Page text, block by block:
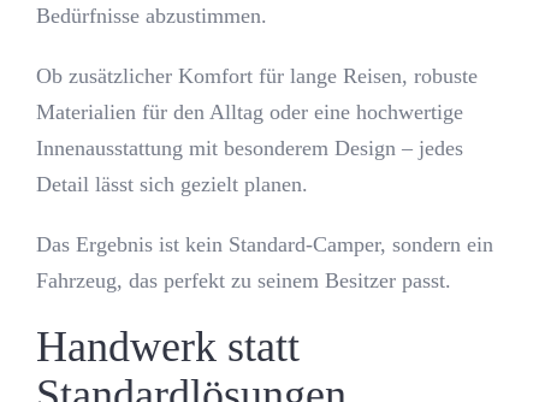
Bedürfnisse abzustimmen.
Ob zusätzlicher Komfort für lange Reisen, robuste
Materialien für den Alltag oder eine hochwertige
Innenausstattung mit besonderem Design – jedes
Detail lässt sich gezielt planen.
Das Ergebnis ist kein Standard-Camper, sondern ein
Fahrzeug, das perfekt zu seinem Besitzer passt.
Handwerk statt